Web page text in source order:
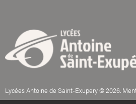
Lycées Antoine de Saint-Exupery © 2026.